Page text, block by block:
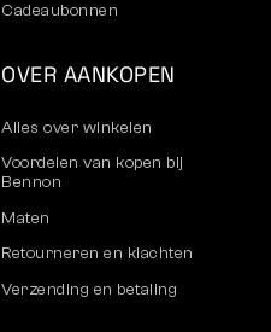
Cadeaubonnen
OVER AANKOPEN
Alles over winkelen
Voordelen van kopen bij
Bennon
Maten
Retourneren en klachten
Verzending en betaling